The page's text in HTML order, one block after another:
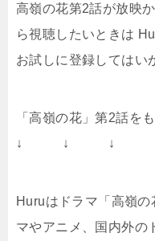
高嶺の花第2話が放映
ら視聴したいときは
お試しに登録してはい
「高嶺の花」第2話を
↓ ↓ ↓
Huruはドラマ「高嶺
マやアニメ、国内外の